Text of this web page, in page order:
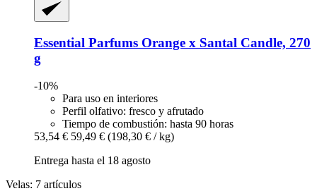
Essential Parfums Orange x Santal Candle, 270
g
-10%
Para uso en interiores
Perfil olfativo: fresco y afrutado
Tiempo de combustión: hasta 90 horas
53,54 € 59,49 € (198,30 € / kg)
Entrega hasta el 18 agosto
Velas: 7 artículos